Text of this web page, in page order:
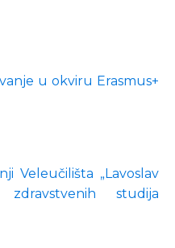
u okviru Erasmus+
Veleučilišta „Lavoslav
studija